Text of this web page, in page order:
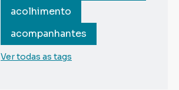
acolhimento
acompanhantes
Ver todas as tags